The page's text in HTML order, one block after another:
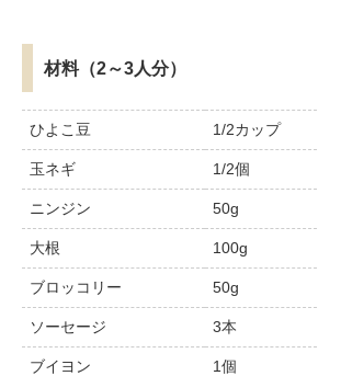
材料（2～3人分）
ひよこ豆 1/2カップ
玉ネギ 1/2個
ニンジン 50g
大根 100g
ブロッコリー 50g
ソーセージ 3本
ブイヨン 1個